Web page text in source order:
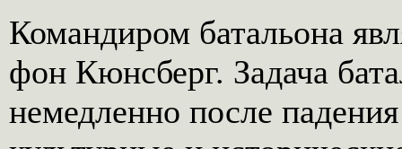
Командиром батальона
фон Кюнсберг. Задача
немедленно после